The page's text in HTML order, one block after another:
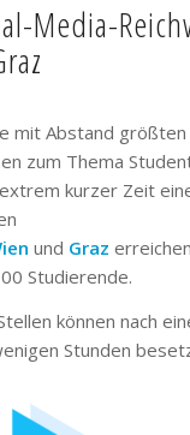
Media-
mit Abstand
zum Thema
kurzer Zeit
und Graz
Studierende.
können nach
Stunden